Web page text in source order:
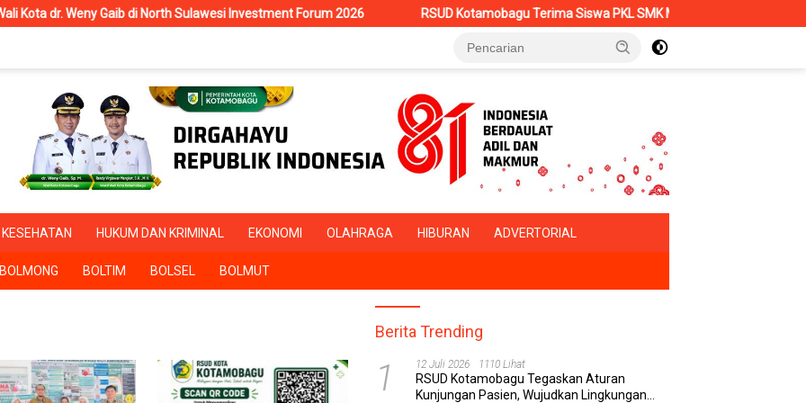
Gaib di North Sulawesi Investment Forum 2026 RSUD Kotamobagu Terima Siswa PKL SMK Muhammadiyah, Perkuat Sinergi
KESEHATAN HUKUM DAN KRIMINAL EKONOMI OLAHRAGA HIBURAN ADVERTORIAL
BOLMONG BOLTIM BOLSEL BOLMUT
Berita Trending
1 12 Juli 2026 1110 Lihat
RSUD Kotamobagu Tegaskan Aturan
Kunjungan Pasien, Wujudkan Lingkungan